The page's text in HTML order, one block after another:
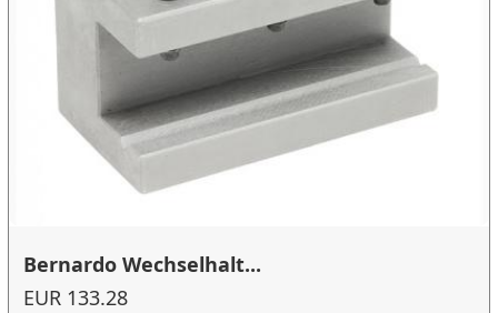
Bernardo Wechselhalt...
EUR 133.28